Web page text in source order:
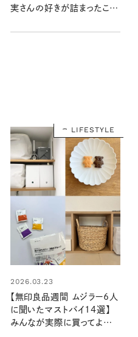
実さんの好きが詰まったこだ
LIFESTYLE
2026.03.23
【無印良品週間 ムジラー6人
に聞いたマストバイ14選】
みんなが実際に買ってよかっ